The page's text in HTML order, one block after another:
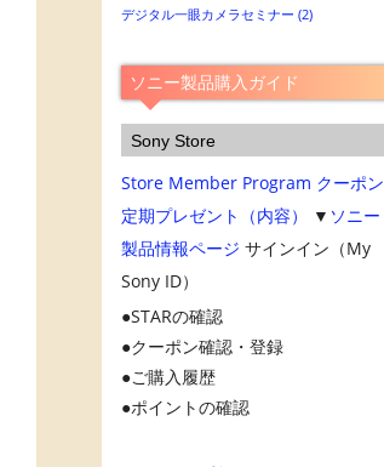
カ
ブ
デジタル一眼カメラセミナー (2)
ソニー製品購入ガイド
Sony Store
Store Member Program クーポン
定期プレゼント（内容）
▼ ソニー
製品情報ページ サインイン（My
Sony ID）
STARの確認
クーポン確認・登録
ご購入履歴
ポイントの確認